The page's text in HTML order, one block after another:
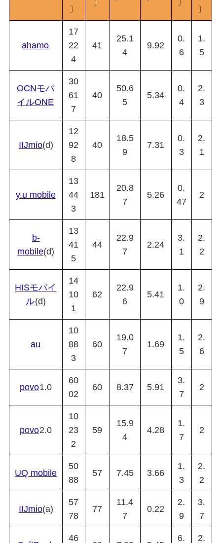
〕
〕
〕
〕
ahamo
17
22
4
41
25.1
4
9.92
0.
6
1.
5
OCNモバ
イルONE
30
61
7
40
50.6
5
5.34
0.
4
2.
3
IIJmio(d)
12
92
8
40
18.5
9
7.31
0.
3
2.
1
y.u mobile
13
44
3
181
20.8
7
5.26
0.
47
2
b-
mobile(d)
13
41
5
44
22.9
7
2.24
3.
1
2.
2
HISモバイ
ル(d)
14
10
1
62
22.9
6
5.41
1.
0
2.
9
au
10
88
3
60
19.0
7
1.69
1.
5
2.
6
povo1.0
60
02
60 8.37 5.91
3.
7
2
povo2.0
10
23
2
59
15.9
4
4.28
1.
7
2
UQ mobile
50
88
57 7.45 3.66
1.
3
2.
2
IIJmio(a)
57
78
77
11.4
7
0.22
2.
9
3.
7
46 6. 2.